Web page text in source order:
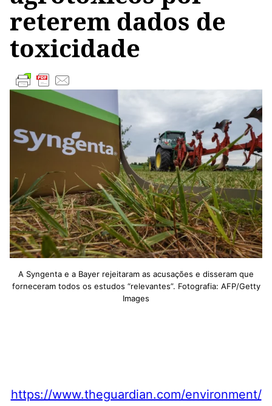
reterem dados de
toxicidade
A Syngenta e a Bayer rejeitaram as acusações e disseram que
forneceram todos os estudos “relevantes”. Fotografia: AFP/Getty
Images
https://www.theguardian.com/environment/